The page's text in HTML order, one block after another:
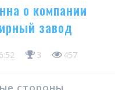
о компании
завод
3 457